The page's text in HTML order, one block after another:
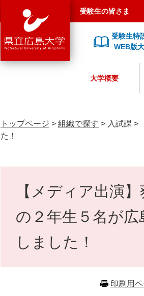
島
大
受験生の皆さま
受験生特
WEB版
大学概要
トップページ > 組織で探す > 入試課 >
た！
【メディア出演
の２年生５名が
しました！
印刷用